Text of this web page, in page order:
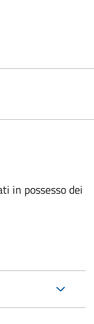
in possesso dei